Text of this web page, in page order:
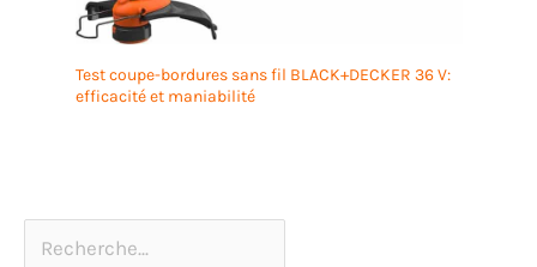
Test coupe-bordures sans fil BLACK+DECKER 36 V:
efficacité et maniabilité